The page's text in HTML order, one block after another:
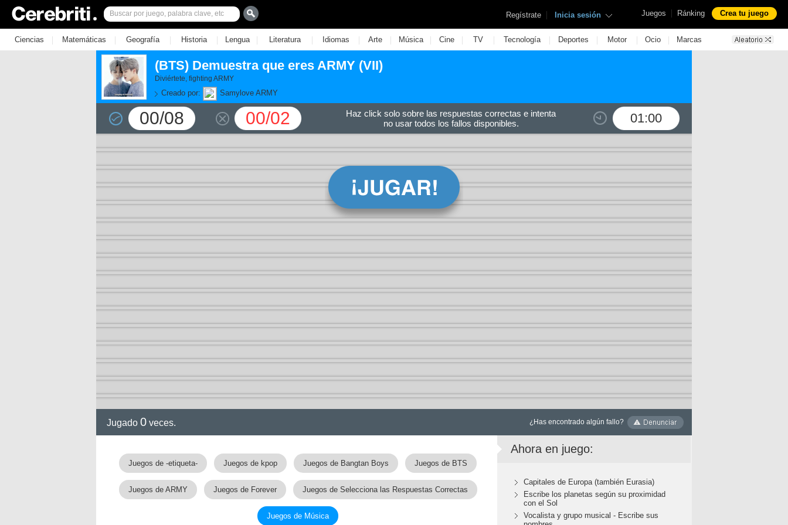
Juegos | Ránking Crea tu juego
Regístrate | Inicia sesión
Ciencias | Matemáticas | Geografía | Historia | Lengua | Literatura | Idiomas | Arte | Música | Cine | TV | Tecnología | Deportes | Motor | Ocio | Marcas
(BTS) Demuestra que eres ARMY (VII)
Diviértete, fighting ARMY
Creado por: Samylove ARMY
00/08 00/02 01:00
Haz click solo sobre las respuestas correctas e intenta
no usar todos los fallos disponibles.
Jugado 0 veces. ¿Has encontrado algún fallo?
Juegos de -etiqueta- Juegos de kpop Juegos de Bangtan Boys Juegos de BTS
Juegos de ARMY Juegos de Forever Juegos de Selecciona las Respuestas Correctas
Juegos de Música
Ahora en juego:
Capitales de Europa (también Eurasia)
Escribe los planetas según su proximidad
con el Sol
Vocalista y grupo musical - Escribe sus